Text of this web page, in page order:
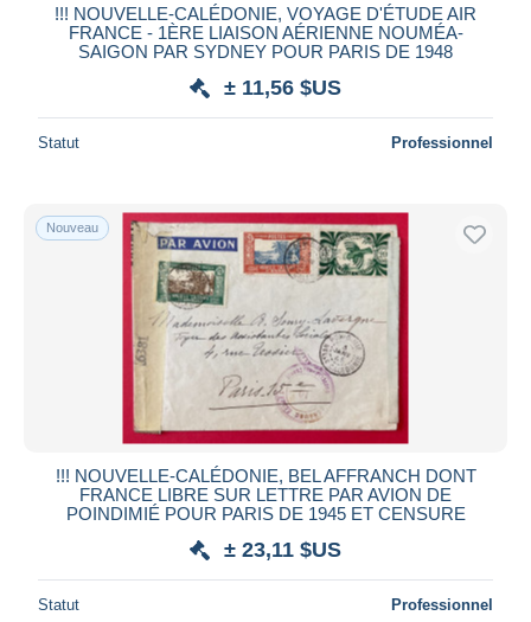
!!! NOUVELLE-CALÉDONIE, VOYAGE D'ÉTUDE AIR
FRANCE - 1ÈRE LIAISON AÉRIENNE NOUMÉA-
SAIGON PAR SYDNEY POUR PARIS DE 1948
± 11,56 $US
Statut Professionnel
Nouveau
!!! NOUVELLE-CALÉDONIE, BEL AFFRANCH DONT
FRANCE LIBRE SUR LETTRE PAR AVION DE
POINDIMIÉ POUR PARIS DE 1945 ET CENSURE
± 23,11 $US
Statut Professionnel